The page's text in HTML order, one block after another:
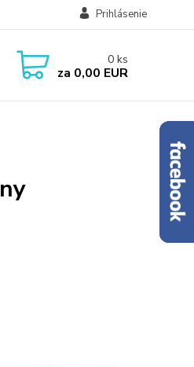
Prihlásenie
0 ks
za 0,00 EUR